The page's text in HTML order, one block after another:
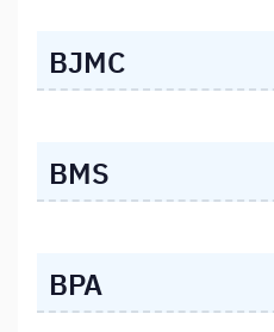
BJMC
BMS
BPA